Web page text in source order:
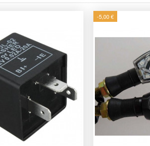
-5,00 €